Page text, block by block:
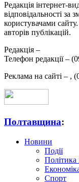
Редакція інтернет-
відповідальності за
користувачами
авторів публікацій.
Редакція –
Телефон редакції –
Реклама на сайті – ,
Полтавщина:
Новини
Події
Політика
Спорт